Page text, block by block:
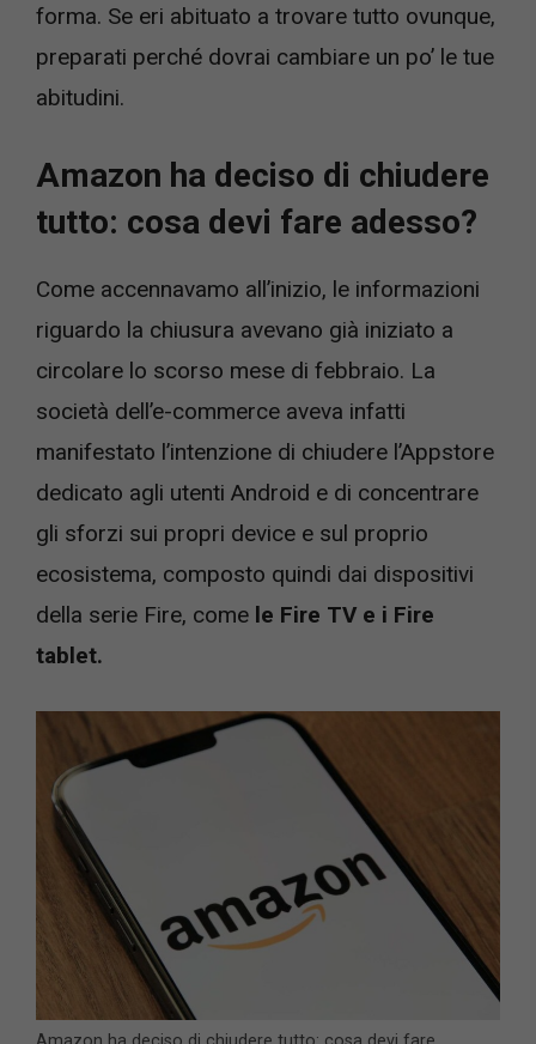
forma. Se eri abituato a trovare tutto ovunque,
preparati perché dovrai cambiare un po’ le tue
abitudini.
Amazon ha deciso di chiudere
tutto: cosa devi fare adesso?
Come accennavamo all’inizio, le informazioni
riguardo la chiusura avevano già iniziato a
circolare lo scorso mese di febbraio. La
società dell’e-commerce aveva infatti
manifestato l’intenzione di chiudere l’Appstore
dedicato agli utenti Android e di concentrare
gli sforzi sui propri device e sul proprio
ecosistema, composto quindi dai dispositivi
della serie Fire, come le Fire TV e i Fire
tablet.